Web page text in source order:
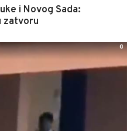
i Novog Sada:
zatvoru
0